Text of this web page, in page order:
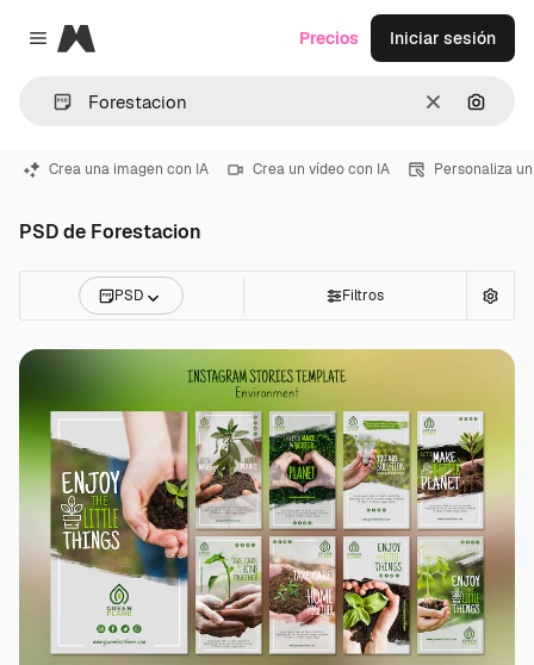
Close menu
Magnific
Borrar
Precios Iniciar sesión
Crea una imagen con IA Crea un vídeo con IA Personaliza
PSD de Forestacion
PSD Filtros